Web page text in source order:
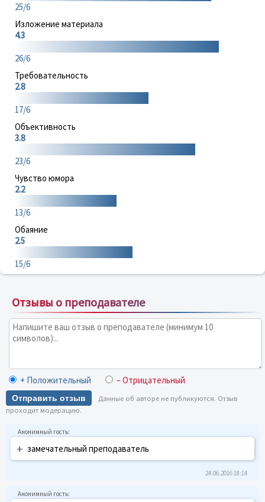
25/6
Изложение материала
4.3
26/6
Требовательность
2.8
17/6
Объективность
3.8
23/6
Чувство юмора
2.2
13/6
Обаяние
2.5
15/6
Отзывы о преподавателе
+ Положительный – Отрицательный
Отправить отзыв
Данные об авторе не публикуются. Отзыв
проходит модерацию.
+ замечательный преподаватель
24.06.2016 18:14